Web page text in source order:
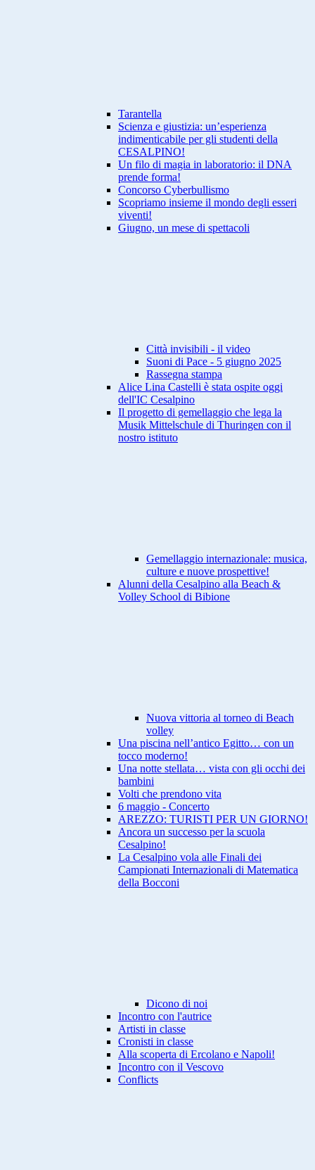
Tarantella
Scienza e giustizia: un’esperienza
indimenticabile per gli studenti della
CESALPINO!
Un filo di magia in laboratorio: il DNA
prende forma!
Concorso Cyberbullismo
Scopriamo insieme il mondo degli esseri
viventi!
Giugno, un mese di spettacoli
Città invisibili - il video
Suoni di Pace - 5 giugno 2025
Rassegna stampa
Alice Lina Castelli è stata ospite oggi
dell'IC Cesalpino
Il progetto di gemellaggio che lega la
Musik Mittelschule di Thuringen con il
nostro istituto
Gemellaggio internazionale: musica,
culture e nuove prospettive!
Alunni della Cesalpino alla Beach &
Volley School di Bibione
Nuova vittoria al torneo di Beach
volley
Una piscina nell’antico Egitto… con un
tocco moderno!
Una notte stellata… vista con gli occhi dei
bambini
Volti che prendono vita
6 maggio - Concerto
AREZZO: TURISTI PER UN GIORNO!
Ancora un successo per la scuola
Cesalpino!
La Cesalpino vola alle Finali dei
Campionati Internazionali di Matematica
della Bocconi
Dicono di noi
Incontro con l'autrice
Artisti in classe
Cronisti in classe
Alla scoperta di Ercolano e Napoli!
Incontro con il Vescovo
Conflicts